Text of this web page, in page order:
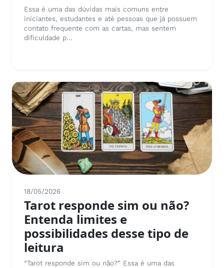
Essa é uma das dúvidas mais comuns entre
iniciantes, estudantes e até pessoas que já possuem
contato frequente com as cartas, mas sentem
dificuldade p...
18/05/2026
Tarot responde sim ou não?
Entenda limites e
possibilidades desse tipo de
leitura
“Tarot responde sim ou não?” Essa é uma das